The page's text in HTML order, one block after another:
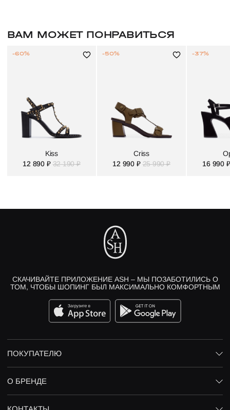
ВАМ МОЖЕТ ПОНРАВИТЬСЯ
Kiss
12 890 ₽ 32 190 ₽
-60%
Criss
12 990 ₽ 25 990 ₽
-50%
16 990 ₽
-37%
СКАЧИВАЙТЕ ПРИЛОЖЕНИЕ ASH – МЫ ПОЗАБОТИЛИСЬ О
ТОМ, ЧТОБЫ ШОПИНГ БЫЛ МАКСИМАЛЬНО КОМФОРТНЫМ
ПОКУПАТЕЛЮ
О БРЕНДЕ